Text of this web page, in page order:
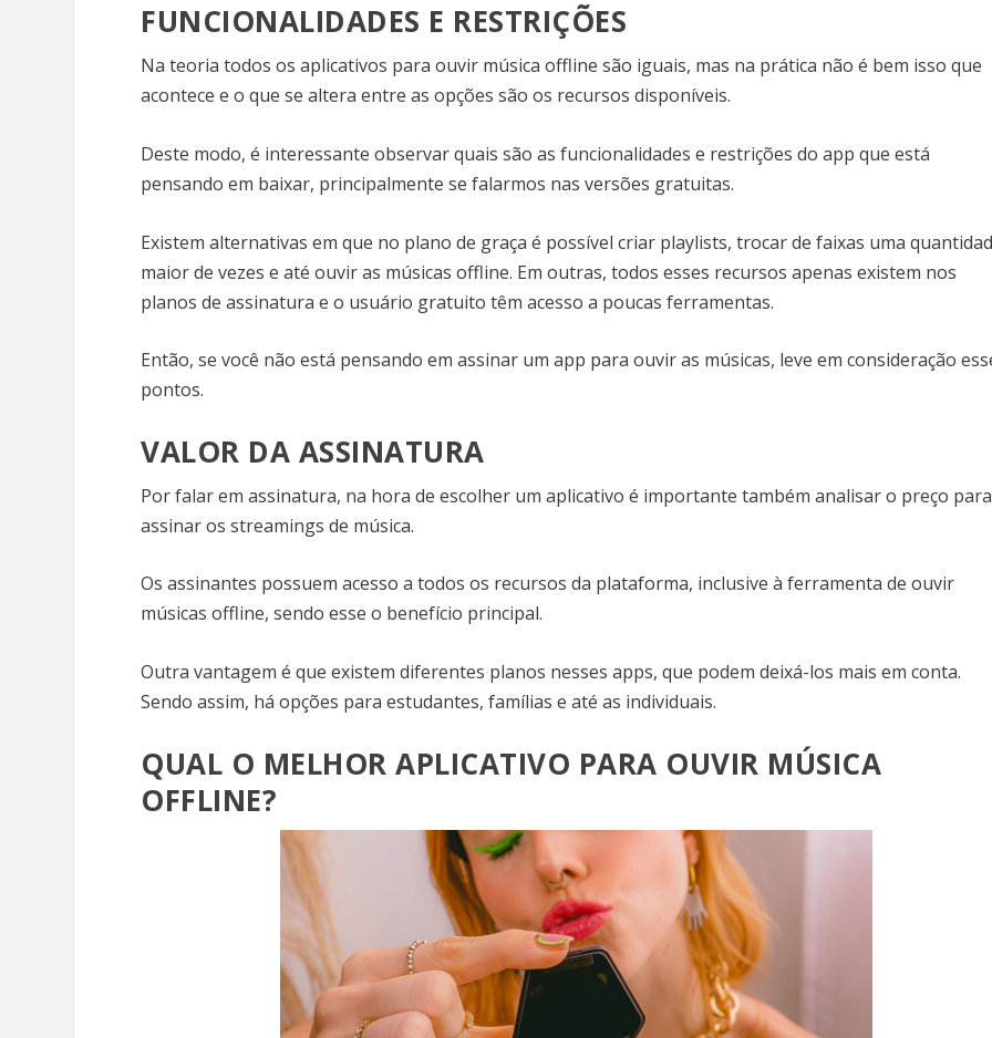
FUNCIONALIDADES E RESTRIÇÕES
Na teoria todos os aplicativos para ouvir música offline são iguais, mas na prática não é bem isso que
acontece e o que se altera entre as opções são os recursos disponíveis.
Deste modo, é interessante observar quais são as funcionalidades e restrições do app que está
pensando em baixar, principalmente se falarmos nas versões gratuitas.
Existem alternativas em que no plano de graça é possível criar playlists, trocar de faixas uma
maior de vezes e até ouvir as músicas offline. Em outras, todos esses recursos apenas existem nos
planos de assinatura e o usuário gratuito têm acesso a poucas ferramentas.
Então, se você não está pensando em assinar um app para ouvir as músicas, leve em consideração
pontos.
VALOR DA ASSINATURA
Por falar em assinatura, na hora de escolher um aplicativo é importante também analisar o preço para
assinar os streamings de música.
Os assinantes possuem acesso a todos os recursos da plataforma, inclusive à ferramenta de ouvir
músicas offline, sendo esse o benefício principal.
Outra vantagem é que existem diferentes planos nesses apps, que podem deixá-los mais em conta.
Sendo assim, há opções para estudantes, famílias e até as individuais.
QUAL O MELHOR APLICATIVO PARA OUVIR MÚSICA
OFFLINE?